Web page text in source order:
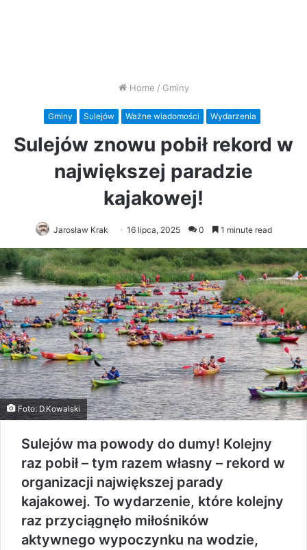
Home / Gminy
Gminy Sulejów Ważne wiadomości Wydarzenia
Sulejów znowu pobił rekord w
największej paradzie
kajakowej!
Jarosław Krak 16 lipca, 2025 0 1 minute read
Foto: D.Kowalski
Sulejów ma powody do dumy! Kolejny
raz pobił – tym razem własny – rekord w
organizacji największej parady
kajakowej. To wydarzenie, które kolejny
raz przyciągnęło miłośników
aktywnego wypoczynku na wodzie,